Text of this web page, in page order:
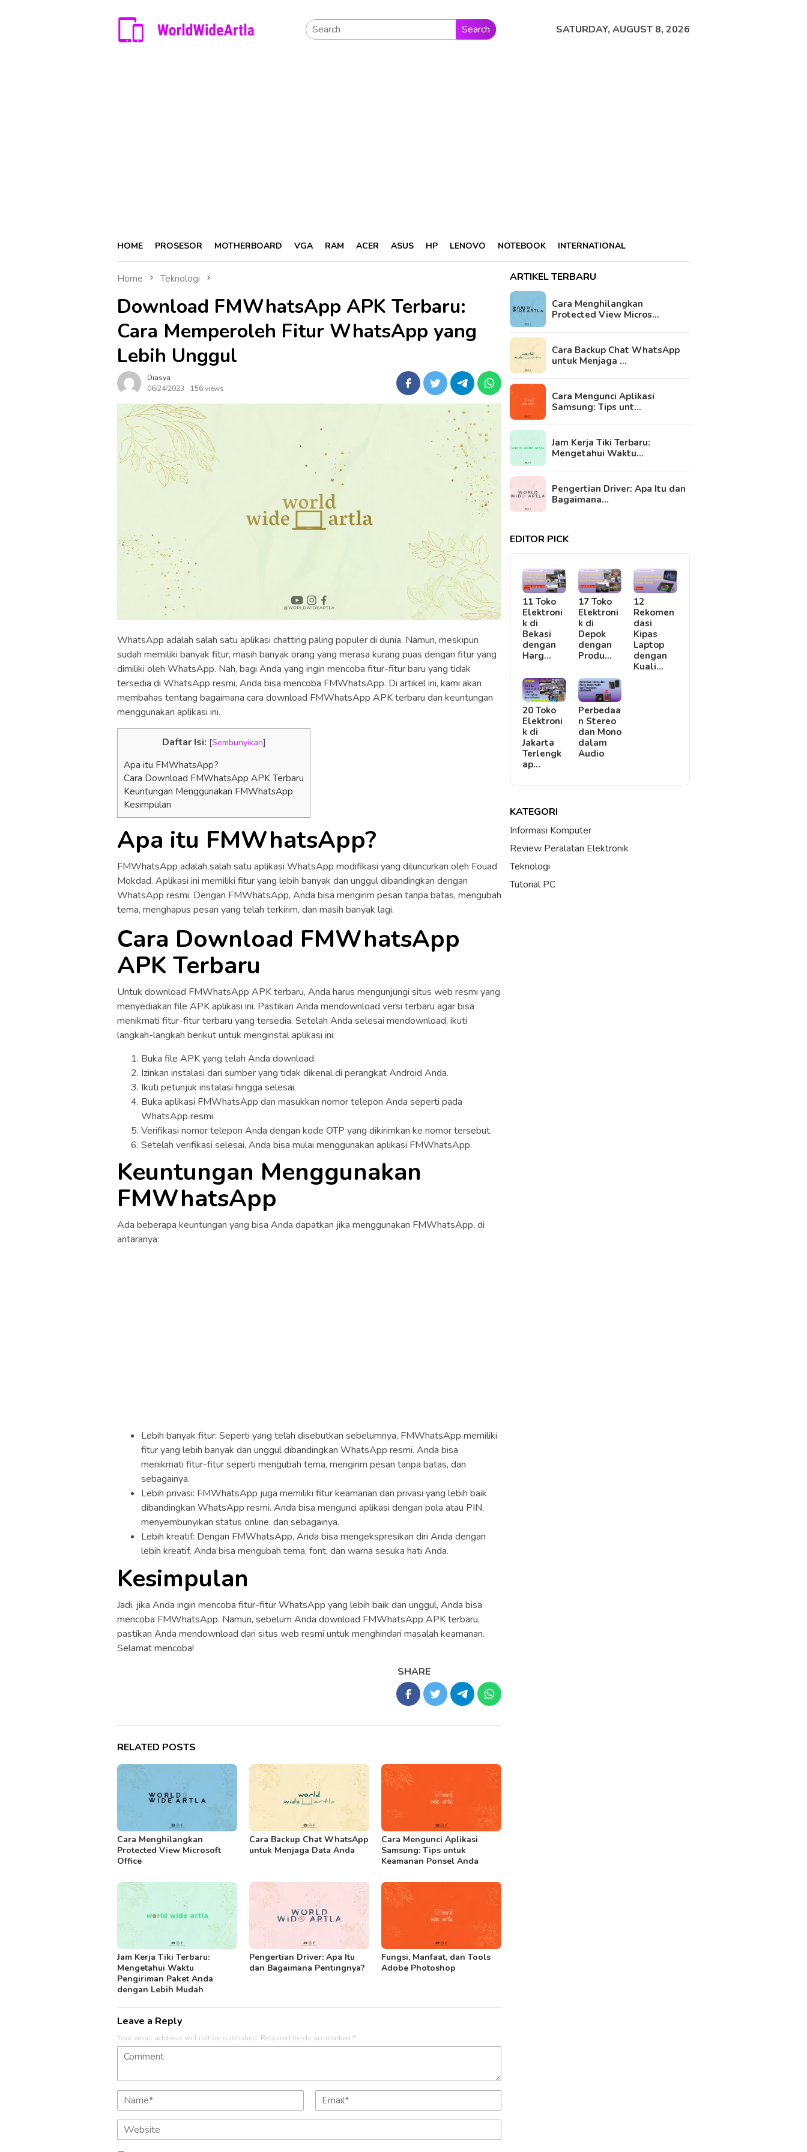
Search SATURDAY, AUGUST 8, 2026
HOME PROSESOR MOTHERBOARD VGA RAM ACER ASUS HP LENOVO NOTEBOOK INTERNATIONAL
Home Teknologi
Download FMWhatsApp APK Terbaru:
Cara Memperoleh Fitur WhatsApp yang
Lebih Unggul
Diasya
06/24/2023
156 views
WhatsApp adalah salah satu aplikasi chatting paling populer di dunia. Namun, meskipun
sudah memiliki banyak fitur, masih banyak orang yang merasa kurang puas dengan fitur yang
dimiliki oleh WhatsApp. Nah, bagi Anda yang ingin mencoba fitur-fitur baru yang tidak
tersedia di WhatsApp resmi, Anda bisa mencoba FMWhatsApp. Di artikel ini, kami akan
membahas tentang bagaimana cara download FMWhatsApp APK terbaru dan keuntungan
menggunakan aplikasi ini.
Daftar Isi: [Sembunyikan]
Apa itu FMWhatsApp?
Cara Download FMWhatsApp APK Terbaru
Keuntungan Menggunakan FMWhatsApp
Kesimpulan
Apa itu FMWhatsApp?
FMWhatsApp adalah salah satu aplikasi WhatsApp modifikasi yang diluncurkan oleh Fouad
Mokdad. Aplikasi ini memiliki fitur yang lebih banyak dan unggul dibandingkan dengan
WhatsApp resmi. Dengan FMWhatsApp, Anda bisa mengirim pesan tanpa batas, mengubah
tema, menghapus pesan yang telah terkirim, dan masih banyak lagi.
Cara Download FMWhatsApp
APK Terbaru
Untuk download FMWhatsApp APK terbaru, Anda harus mengunjungi situs web resmi yang
menyediakan file APK aplikasi ini. Pastikan Anda mendownload versi terbaru agar bisa
menikmati fitur-fitur terbaru yang tersedia. Setelah Anda selesai mendownload, ikuti
langkah-langkah berikut untuk menginstal aplikasi ini:
Buka file APK yang telah Anda download.
Izinkan instalasi dari sumber yang tidak dikenal di perangkat Android Anda.
Ikuti petunjuk instalasi hingga selesai.
Buka aplikasi FMWhatsApp dan masukkan nomor telepon Anda seperti pada
WhatsApp resmi.
Verifikasi nomor telepon Anda dengan kode OTP yang dikirimkan ke nomor tersebut.
Setelah verifikasi selesai, Anda bisa mulai menggunakan aplikasi FMWhatsApp.
Keuntungan Menggunakan
FMWhatsApp
Ada beberapa keuntungan yang bisa Anda dapatkan jika menggunakan FMWhatsApp, di
antaranya:
Lebih banyak fitur: Seperti yang telah disebutkan sebelumnya, FMWhatsApp memiliki
fitur yang lebih banyak dan unggul dibandingkan WhatsApp resmi. Anda bisa
menikmati fitur-fitur seperti mengubah tema, mengirim pesan tanpa batas, dan
sebagainya.
Lebih privasi: FMWhatsApp juga memiliki fitur keamanan dan privasi yang lebih baik
dibandingkan WhatsApp resmi. Anda bisa mengunci aplikasi dengan pola atau PIN,
menyembunyikan status online, dan sebagainya.
Lebih kreatif: Dengan FMWhatsApp, Anda bisa mengekspresikan diri Anda dengan
lebih kreatif. Anda bisa mengubah tema, font, dan warna sesuka hati Anda.
Kesimpulan
Jadi, jika Anda ingin mencoba fitur-fitur WhatsApp yang lebih baik dan unggul, Anda bisa
mencoba FMWhatsApp. Namun, sebelum Anda download FMWhatsApp APK terbaru,
pastikan Anda mendownload dari situs web resmi untuk menghindari masalah keamanan.
Selamat mencoba!
SHARE
RELATED POSTS
Cara Menghilangkan
Protected View Microsoft
Office
Cara Backup Chat WhatsApp
untuk Menjaga Data Anda
Cara Mengunci Aplikasi
Samsung: Tips untuk
Keamanan Ponsel Anda
Jam Kerja Tiki Terbaru:
Mengetahui Waktu
Pengiriman Paket Anda
dengan Lebih Mudah
Pengertian Driver: Apa Itu
dan Bagaimana Pentingnya?
Fungsi, Manfaat, dan Tools
Adobe Photoshop
Leave a Reply
Your email address will not be published. Required fields are marked *
ARTIKEL TERBARU
Cara Menghilangkan
Protected View Micros…
Cara Backup Chat WhatsApp
untuk Menjaga …
Cara Mengunci Aplikasi
Samsung: Tips unt…
Jam Kerja Tiki Terbaru:
Mengetahui Waktu…
Pengertian Driver: Apa Itu dan
Bagaimana…
EDITOR PICK
11 Toko
Elektroni
k di
Bekasi
dengan
Harg…
17 Toko
Elektroni
k di
Depok
dengan
Produ…
12
Rekomen
dasi
Kipas
Laptop
dengan
Kuali…
20 Toko
Elektroni
k di
Jakarta
Terlengk
ap…
Perbedaa
n Stereo
dan Mono
dalam
Audio
KATEGORI
Informasi Komputer
Review Peralatan Elektronik
Teknologi
Tutorial PC